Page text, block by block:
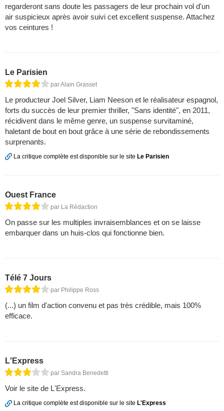
regarderont sans doute les passagers de leur prochain vol d'un
air suspicieux après avoir suivi cet excellent suspense. Attachez
vos ceintures !
Le Parisien
par Alain Grasset
Le producteur Joel Silver, Liam Neeson et le réalisateur espagnol,
forts du succès de leur premier thriller, "Sans identité", en 2011,
récidivent dans le même genre, un suspense survitaminé,
haletant de bout en bout grâce à une série de rebondissements
surprenants.
La critique complète est disponible sur le site Le Parisien
Ouest France
par La Rédaction
On passe sur les multiples invraisemblances et on se laisse
embarquer dans un huis-clos qui fonctionne bien.
Télé 7 Jours
par Philippe Ross
(...) un film d'action convenu et pas très crédible, mais 100%
efficace.
L'Express
par Sandra Benedetti
Voir le site de L'Express.
La critique complète est disponible sur le site L'Express